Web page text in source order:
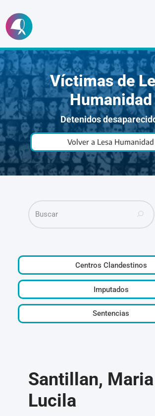
Ir
al
contenido
Víctimas de
Humanidad
Detenidos
Volver a Lesa Humanidad
Centros Clandestinos
Imputados
Sentencias
Santillan, Maria
Lucila